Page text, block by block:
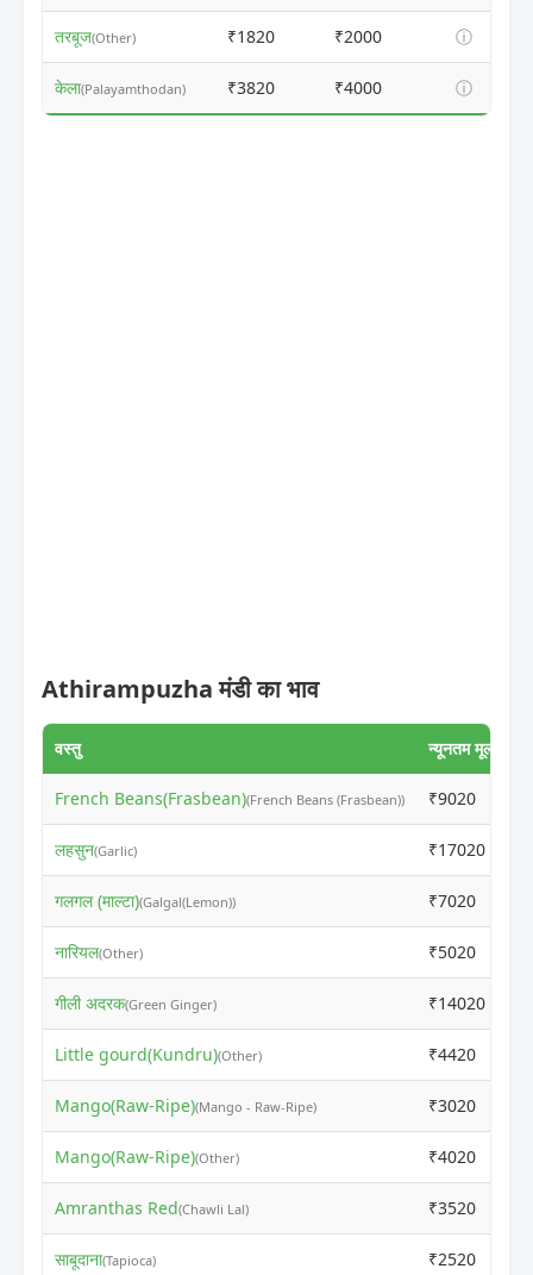
तरबूज(Other) ₹1820 ₹2000 ⓘ
केला(Palayamthodan) ₹3820 ₹4000 ⓘ
Athirampuzha मंडी का भाव
वस्तु न्यूनतम मूल्य
French Beans(Frasbean)(French Beans (Frasbean)) ₹9020
लहसुन(Garlic) ₹17020
गलगल (माल्टा)(Galgal(Lemon)) ₹7020
नारियल(Other) ₹5020
गीली अदरक(Green Ginger) ₹14020
Little gourd(Kundru)(Other) ₹4420
Mango(Raw-Ripe)(Mango - Raw-Ripe) ₹3020
Mango(Raw-Ripe)(Other) ₹4020
Amranthas Red(Chawli Lal) ₹3520
साबूदाना(Tapioca) ₹2520